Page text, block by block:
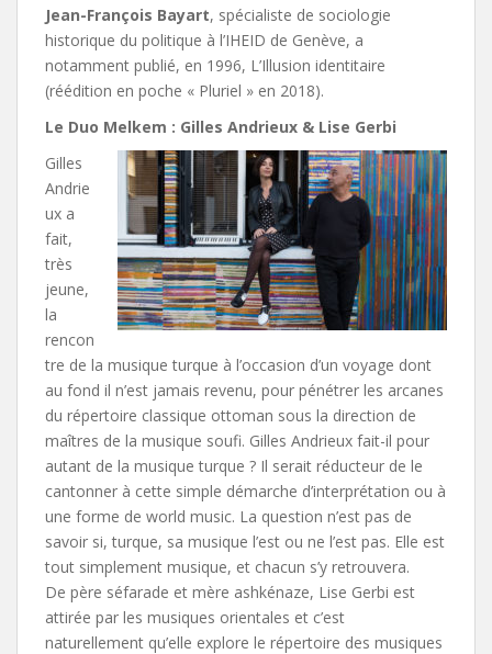
Jean-François Bayart, spécialiste de sociologie
historique du politique à l’IHEID de Genève, a
notamment publié, en 1996, L’Illusion identitaire
(réédition en poche « Pluriel » en 2018).
Le Duo Melkem : Gilles Andrieux & Lise Gerbi
Gilles
Andrie
ux a
fait,
très
jeune,
la
rencon
tre de la musique turque à l’occasion d’un voyage dont
au fond il n’est jamais revenu, pour pénétrer les arcanes
du répertoire classique ottoman sous la direction de
maîtres de la musique soufi. Gilles Andrieux fait-il pour
autant de la musique turque ? Il serait réducteur de le
cantonner à cette simple démarche d’interprétation ou à
une forme de world music. La question n’est pas de
savoir si, turque, sa musique l’est ou ne l’est pas. Elle est
tout simplement musique, et chacun s’y retrouvera.
De père séfarade et mère ashkénaze, Lise Gerbi est
attirée par les musiques orientales et c’est
naturellement qu’elle explore le répertoire des musiques